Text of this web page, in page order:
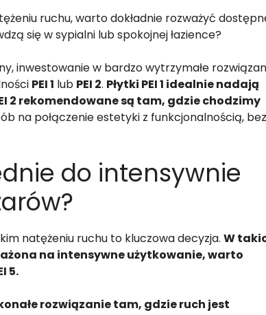
ruchu, warto dokładnie rozważyć
się w sypialni lub spokojnej łazience?
inwestowanie w bardzo wytrzymałe
PEI 1 lub PEI 2. Płytki PEI 1 idealnie nadają
2 rekomendowane są tam, gdzie chodzimy
na połączenie estetyki z funkcjonalnością, bez
do intensywnie
natężeniu ruchu to kluczowa decyzja. W
na intensywne użytkowanie, warto
5.
rozwiązanie tam, gdzie ruch jest